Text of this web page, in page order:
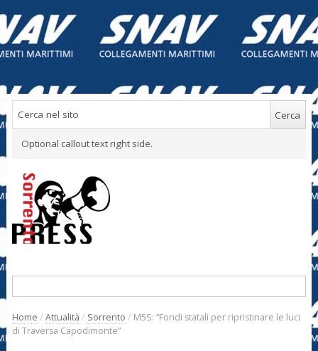
Optional callout text right side.
Home / Attualità / Sorrento / M5S: “Fondi statali per ripristinare le luci
di Traversa Capodimonte”